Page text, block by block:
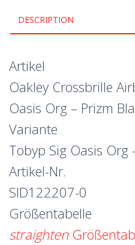
DESCRIPTION
Artikel
Oakley Crossbrille
Oasis Org – Prizm
Variante
Tobyp Sig Oasis Org
Artikel-Nr.
SID122207-0
Größentabelle
straighten